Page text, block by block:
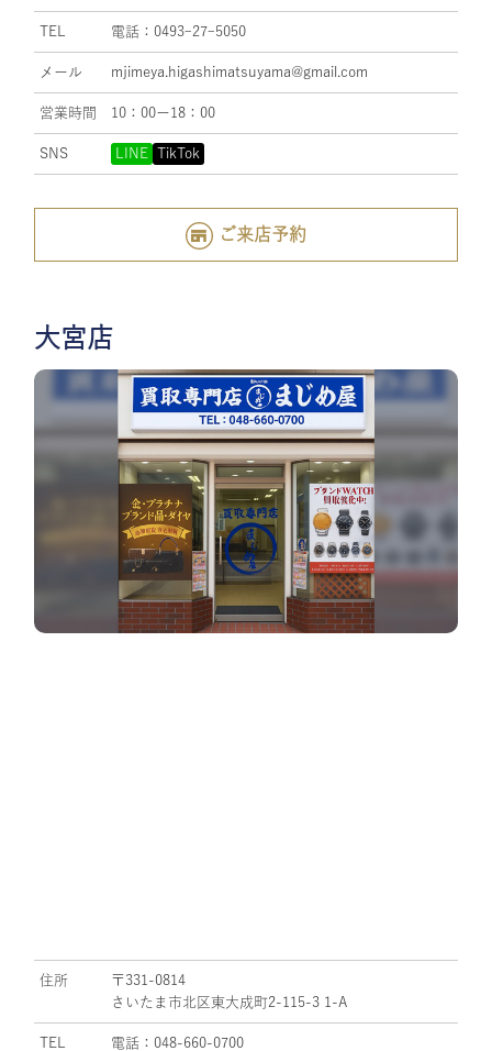
TEL 電話：0493ｰ27ｰ5050
メール mjimeya.higashimatsuyama@gmail.com
営業時間 10：00ー18：00
SNS LINE TikTok
ご来店予約
大宮店
住所
〒331-0814
さいたま市北区東大成町2-115-3 1-A
TEL 電話：048-660-0700